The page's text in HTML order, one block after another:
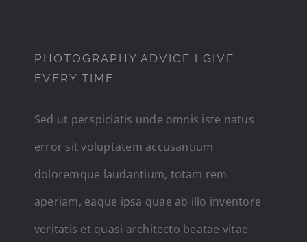
PHOTOGRAPHY ADVICE I GIVE
EVERY TIME
Sed ut perspiciatis unde omnis iste natus
error sit voluptatem accusantium
doloremque laudantium, totam rem
aperiam, eaque ipsa quae ab illo inventore
veritatis et quasi architecto beatae vitae